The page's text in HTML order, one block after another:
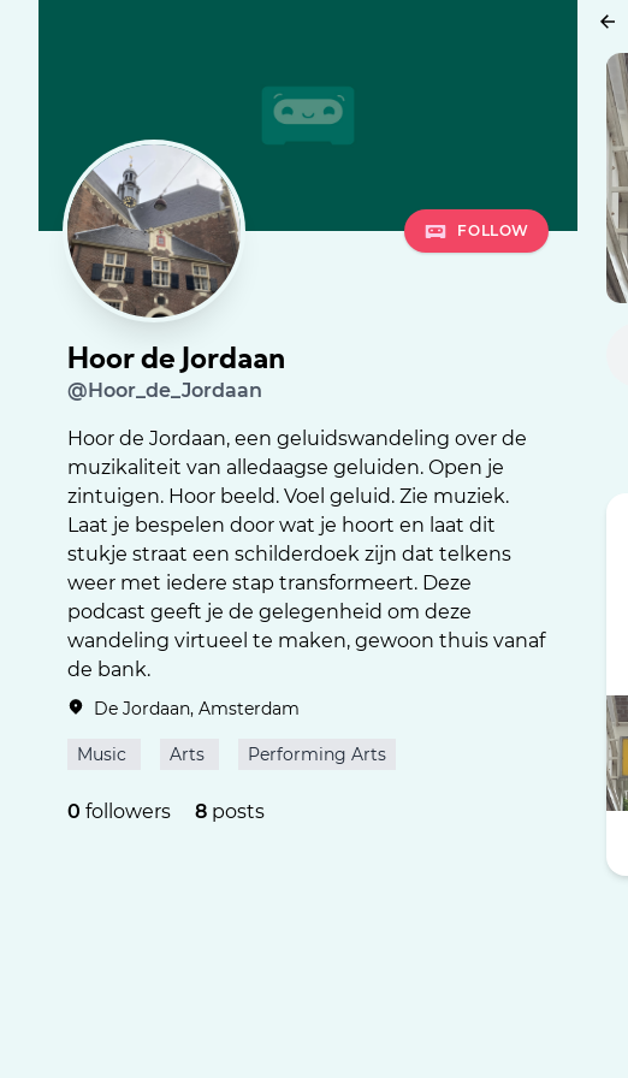
FOLLOW
Hoor de Jordaan
@Hoor_de_Jordaan
Hoor de Jordaan, een geluidswandeling over de
muzikaliteit van alledaagse geluiden. Open je
zintuigen. Hoor beeld. Voel geluid. Zie muziek.
Laat je bespelen door wat je hoort en laat dit
stukje straat een schilderdoek zijn dat telkens
weer met iedere stap transformeert. Deze
podcast geeft je de gelegenheid om deze
wandeling virtueel te maken, gewoon thuis vanaf
de bank.
De Jordaan, Amsterdam
Music Arts Performing Arts
0 followers 8 posts